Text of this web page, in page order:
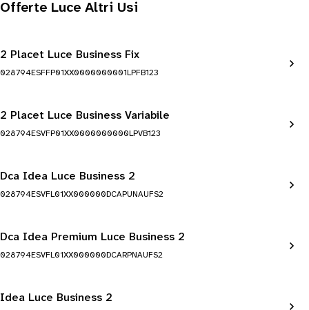
Offerte Luce Altri Usi
2 Placet Luce Business Fix
028794ESFFP01XX0000000001LPFB123
2 Placet Luce Business Variabile
028794ESVFP01XX0000000000LPVB123
Dca Idea Luce Business 2
028794ESVFL01XX000000DCAPUNAUFS2
Dca Idea Premium Luce Business 2
028794ESVFL01XX000000DCARPNAUFS2
Idea Luce Business 2